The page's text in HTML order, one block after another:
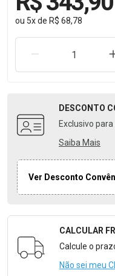
ou 5xde R$ 68,78
REMOVER UMA
DESCONTO
Exclusivo
Saiba Mais
Ver Desconto
Formulário para
CALCULAR
Calcule o
Não sei meu